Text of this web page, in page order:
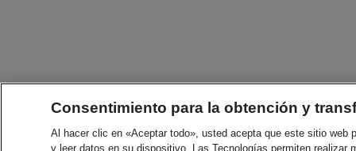
Consentimiento para la obtención y
Al hacer clic en «Aceptar todo», usted acepta que este sitio
y leer datos en su dispositivo. Las Tecnologías permiten